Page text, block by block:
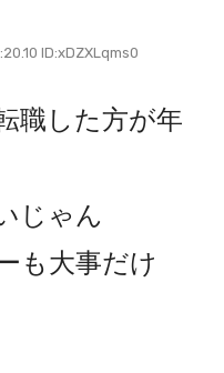
ID:xDZXLqms0
職した方が年
じゃん
も大事だけ